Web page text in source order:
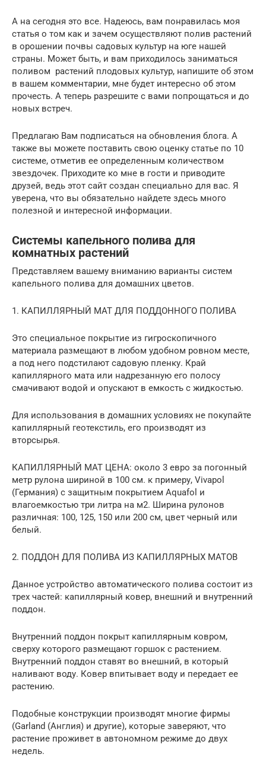
А на сегодня это все. Надеюсь, вам понравилась моя
статья о том как и зачем осуществляют полив растений
в орошении почвы садовых культур на юге нашей
страны. Может быть, и вам приходилось заниматься
поливом растений плодовых культур, напишите об этом
в вашем комментарии, мне будет интересно об этом
прочесть. А теперь разрешите с вами попрощаться и до
новых встреч.
Предлагаю Вам подписаться на обновления блога. А
также вы можете поставить свою оценку статье по 10
системе, отметив ее определенным количеством
звездочек. Приходите ко мне в гости и приводите
друзей, ведь этот сайт создан специально для вас. Я
уверена, что вы обязательно найдете здесь много
полезной и интересной информации.
Системы капельного полива для
комнатных растений
Представляем вашему вниманию варианты систем
капельного полива для домашних цветов.
1. КАПИЛЛЯРНЫЙ МАТ ДЛЯ ПОДДОННОГО ПОЛИВА
Это специальное покрытие из гигроскопичного
материала размещают в любом удобном ровном месте,
а под него подстилают садовую пленку. Край
капиллярного мата или надрезанную его полосу
смачивают водой и опускают в емкость с жидкостью.
Для использования в домашних условиях не покупайте
капиллярный геотекстиль, его производят из
вторсырья.
КАПИЛЛЯРНЫЙ МАТ ЦЕНА: около 3 евро за погонный
метр рулона шириной в 100 см. к примеру, Vivapol
(Германия) с защитным покрытием Aquafol и
влагоемкостью три литра на м2. Ширина рулонов
различная: 100, 125, 150 или 200 см, цвет черный или
белый.
2. ПОДДОН ДЛЯ ПОЛИВА ИЗ КАПИЛЛЯРНЫХ МАТОВ
Данное устройство автоматического полива состоит из
трех частей: капиллярный ковер, внешний и внутренний
поддон.
Внутренний поддон покрыт капиллярным ковром,
сверху которого размещают горшок с растением.
Внутренний поддон ставят во внешний, в который
наливают воду. Ковер впитывает воду и передает ее
растению.
Подобные конструкции производят многие фирмы
(Garland (Англия) и другие), которые заверяют, что
растение проживет в автономном режиме до двух
недель.